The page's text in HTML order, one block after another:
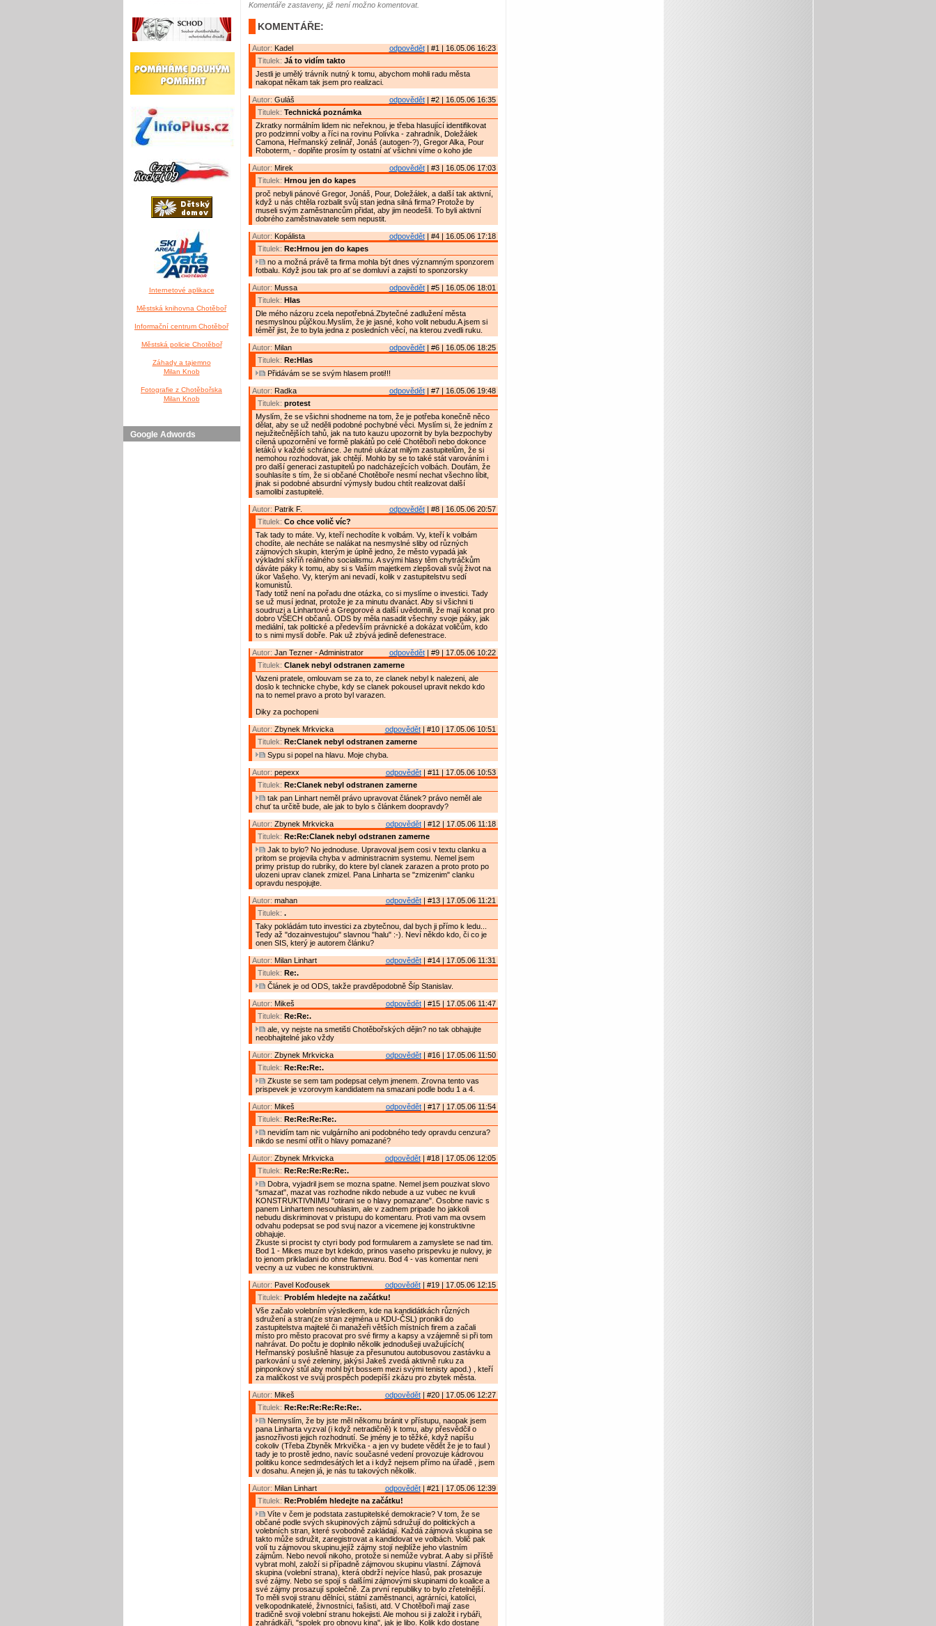
Internetové aplikace
Městská knihovna Chotěboř
Informační centrum Chotěboř
Městská policie Chotěboř
Záhady a tajemno
Milan Knob
Fotografie z Chotěbořska
Milan Knob
Google Adwords
Komentáře zastaveny, již není možno komentovat.
KOMENTÁŘE:
odpovědět| #1 | 16.05.06 16:23
Autor: Kadel
Titulek: Já to vidím takto
Jestli je umělý trávník nutný k tomu, abychom mohli radu města
nakopat někam tak jsem pro realizaci.
odpovědět| #2 | 16.05.06 16:35
Autor: Guláš
Titulek: Technická poznámka
Zkratky normálním lidem nic neřeknou, je třeba hlasující identifikovat
pro podzimní volby a říci na rovinu Polívka - zahradník, Doležálek
Camona, Heřmanský zelinář, Jonáš (autogen-?), Gregor Alka, Pour
Roboterm, - doplňte prosím ty ostatní ať všichni víme o koho jde
odpovědět| #3 | 16.05.06 17:03
Autor: Mirek
Titulek: Hrnou jen do kapes
proč nebyli pánové Gregor, Jonáš, Pour, Doležálek, a další tak aktivní,
když u nás chtěla rozbalit svůj stan jedna silná firma? Protože by
museli svým zaměstnancům přidat, aby jim neodešli. To byli aktivní
dobrého zaměstnavatele sem nepustit.
odpovědět| #4 | 16.05.06 17:18
Autor: Kopálista
Titulek: Re:Hrnou jen do kapes
no a možná právě ta firma mohla být dnes významným sponzorem
fotbalu. Když jsou tak pro ať se domluví a zajistí to sponzorsky
odpovědět| #5 | 16.05.06 18:01
Autor: Mussa
Titulek: Hlas
Dle mého názoru zcela nepotřebná.Zbytečné zadlužení města
nesmyslnou půjčkou.Myslím, že je jasné, koho volit nebudu.A jsem si
téměř jist, že to byla jedna z posledních věcí, na kterou zvedli ruku.
odpovědět| #6 | 16.05.06 18:25
Autor: Milan
Titulek: Re:Hlas
Přidávám se se svým hlasem proti!!!
odpovědět| #7 | 16.05.06 19:48
Autor: Radka
Titulek: protest
Myslím, že se všichni shodneme na tom, že je potřeba konečně něco
dělat, aby se už neděli podobné pochybné věci. Myslím si, že jedním z
nejužitečnějších tahů, jak na tuto kauzu upozornit by byla bezpochyby
cílená upozornění ve formě plakátů po celé Chotěboři nebo dokonce
letáků v každé schránce. Je nutné ukázat milým zastupitelům, že si
nemohou rozhodovat, jak chtějí. Mohlo by se to také stát varováním i
pro další generaci zastupitelů po nadcházejících volbách. Doufám, že
souhlasíte s tím, že si občané Chotěboře nesmí nechat všechno líbit,
jinak si podobné absurdní výmysly budou chtít realizovat další
samolibí zastupitelé.
odpovědět| #8 | 16.05.06 20:57
Autor: Patrik F.
Titulek: Co chce volič víc?
Tak tady to máte. Vy, kteří nechodíte k volbám. Vy, kteří k volbám
chodíte, ale necháte se nalákat na nesmyslné sliby od různých
zájmových skupin, kterým je úplně jedno, že město vypadá jak
výkladní skříň reálného socialismu. A svými hlasy těm chytráčkům
dáváte páky k tomu, aby si s Vaším majetkem zlepšovali svůj život na
úkor Vašeho. Vy, kterým ani nevadí, kolik v zastupitelstvu sedí
komunistů.
Tady totiž není na pořadu dne otázka, co si myslíme o investici. Tady
se už musí jednat, protože je za minutu dvanáct. Aby si všichni ti
soudruzi a Linhartové a Gregorové a další uvědomili, že mají konat pro
dobro VŠECH občanů. ODS by měla nasadit všechny svoje páky, jak
mediální, tak politické a především právnické a dokázat voličům, kdo
to s nimi myslí dobře. Pak už zbývá jedině defenestrace.
odpovědět| #9 | 17.05.06 10:22
Autor: Jan Tezner - Administrator
Titulek: Clanek nebyl odstranen zamerne
Vazeni pratele, omlouvam se za to, ze clanek nebyl k nalezeni, ale
doslo k technicke chybe, kdy se clanek pokousel upravit nekdo kdo
na to nemel pravo a proto byl varazen.
Diky za pochopeni
odpovědět| #10 | 17.05.06 10:51
Autor: Zbynek Mrkvicka
Titulek: Re:Clanek nebyl odstranen zamerne
Sypu si popel na hlavu. Moje chyba.
odpovědět| #11 | 17.05.06 10:53
Autor: pepexx
Titulek: Re:Clanek nebyl odstranen zamerne
tak pan Linhart neměl právo upravovat článek? právo neměl ale
chuť ta určitě bude, ale jak to bylo s článkem doopravdy?
odpovědět| #12 | 17.05.06 11:18
Autor: Zbynek Mrkvicka
Titulek: Re:Re:Clanek nebyl odstranen zamerne
Jak to bylo? No jednoduse. Upravoval jsem cosi v textu clanku a
pritom se projevila chyba v administracnim systemu. Nemel jsem
primy pristup do rubriky, do ktere byl clanek zarazen a proto proto po
ulozeni uprav clanek zmizel. Pana Linharta se "zmizenim" clanku
opravdu nespojujte.
odpovědět| #13 | 17.05.06 11:21
Autor: mahan
Titulek: .
Taky pokládám tuto investici za zbytečnou, dal bych ji přímo k ledu...
Tedy až "dozainvestujou" slavnou "halu" :-). Neví někdo kdo, či co je
onen SIS, který je autorem článku?
odpovědět| #14 | 17.05.06 11:31
Autor: Milan Linhart
Titulek: Re:.
Článek je od ODS, takže pravděpodobně Šíp Stanislav.
odpovědět| #15 | 17.05.06 11:47
Autor: Mikeš
Titulek: Re:Re:.
ale, vy nejste na smetišti Chotěbořských dějin? no tak obhajujte
neobhajitelné jako vždy
odpovědět| #16 | 17.05.06 11:50
Autor: Zbynek Mrkvicka
Titulek: Re:Re:Re:.
Zkuste se sem tam podepsat celym jmenem. Zrovna tento vas
prispevek je vzorovym kandidatem na smazani podle bodu 1 a 4.
odpovědět| #17 | 17.05.06 11:54
Autor: Mikeš
Titulek: Re:Re:Re:Re:.
nevidím tam nic vulgárního ani podobného tedy opravdu cenzura?
nikdo se nesmí otřít o hlavy pomazané?
odpovědět| #18 | 17.05.06 12:05
Autor: Zbynek Mrkvicka
Titulek: Re:Re:Re:Re:Re:.
Dobra, vyjadril jsem se mozna spatne. Nemel jsem pouzivat slovo
"smazat", mazat vas rozhodne nikdo nebude a uz vubec ne kvuli
KONSTRUKTIVNIMU "otirani se o hlavy pomazane". Osobne navic s
panem Linhartem nesouhlasim, ale v zadnem pripade ho jakkoli
nebudu diskriminovat v pristupu do komentaru. Proti vam ma ovsem
odvahu podepsat se pod svuj nazor a vicemene jej konstruktivne
obhajuje.
Zkuste si procist ty ctyri body pod formularem a zamyslete se nad tim.
Bod 1 - Mikes muze byt kdekdo, prinos vaseho prispevku je nulovy, je
to jenom prikladani do ohne flamewaru. Bod 4 - vas komentar neni
vecny a uz vubec ne konstruktivni.
odpovědět| #19 | 17.05.06 12:15
Autor: Pavel Koďousek
Titulek: Problém hledejte na začátku!
Vše začalo volebním výsledkem, kde na kandidátkách různých
sdružení a stran(ze stran zejména u KDU-ČSL) pronikli do
zastupitelstva majitelé či manažeři větších místních firem a začali
místo pro město pracovat pro své firmy a kapsy a vzájemně si při tom
nahrávat. Do počtu je doplnilo několik jednodušeji uvažujících(
Heřmanský poslušně hlasuje za přesunutou autobusovou zastávku a
parkování u své zeleniny, jakýsi Jakeš zvedá aktivně ruku za
pinponkový stůl aby mohl být bossem mezi svými tenisty apod.) , kteří
za maličkost ve svůj prospěch podepíší zkázu pro zbytek města.
odpovědět| #20 | 17.05.06 12:27
Autor: Mikeš
Titulek: Re:Re:Re:Re:Re:Re:.
Nemyslím, že by jste měl někomu bránit v přístupu, naopak jsem
pana Linharta vyzval (i když netradičně) k tomu, aby přesvědčil o
jasnozřivosti jejich rozhodnutí. Se jmény je to těžké, když napíšu
cokoliv (Třeba Zbyněk Mrkvička - a jen vy budete vědět že je to faul )
tady je to prostě jedno, navíc současné vedení provozuje kádrovou
politiku konce sedmdesátých let a i když nejsem přímo na úřadě , jsem
v dosahu. A nejen já, je nás tu takových několik.
odpovědět| #21 | 17.05.06 12:39
Autor: Milan Linhart
Titulek: Re:Problém hledejte na začátku!
Víte v čem je podstata zastupitelské demokracie? V tom, že se
občané podle svých skupinových zájmů sdružují do politických a
volebních stran, které svobodně zakládají. Každá zájmová skupina se
takto může sdružit, zaregistrovat a kandidovat ve volbách. Volič pak
volí tu zájmovou skupinu,jejíž zájmy stojí nejblíže jeho vlastním
zájmům. Nebo nevolí nikoho, protože si nemůže vybrat. A aby si příště
vybrat mohl, založí si případně zájmovou skupinu vlastní. Zájmová
skupina (volební strana), která obdrží nejvíce hlasů, pak prosazuje
své zájmy. Nebo se spojí s dalšími zájmovými skupinami do koalice a
své zájmy prosazují společně. Za první republiky to bylo zřetelnější.
To měli svoji stranu dělníci, státní zaměstnanci, agrárníci, katolíci,
velkopodnikatelé, živnostníci, fašisti, atd. V Chotěboři mají zase
tradičně svoji volební stranu hokejisti. Ale mohou si ji založit i rybáři,
zahrádkáři, "spolek pro obnovu kina", jak je libo. Kolik kdo dostane